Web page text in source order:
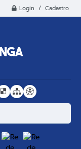
Login / Cadastro